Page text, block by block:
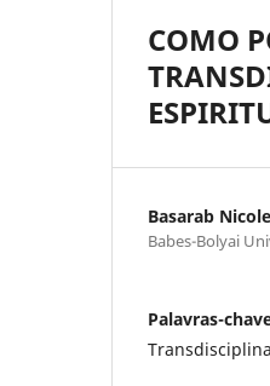
COMO
Basarab
Babes-Bolyai
Palavras-